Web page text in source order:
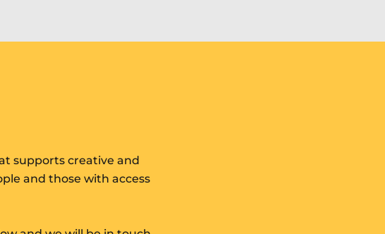
supports creative and
and those with access